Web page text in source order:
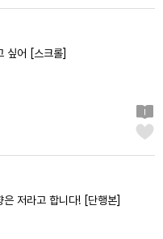
싶어 [스크롤]
은 저라고 합니다! [단행본]